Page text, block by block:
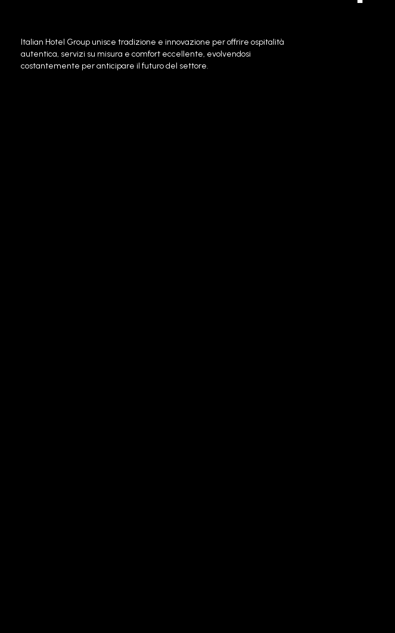
Italian Hotel Group unisce tradizione e innovazione per offrire ospitalità
autentica, servizi su misura e comfort eccellente, evolvendosi
costantemente per anticipare il futuro del settore.